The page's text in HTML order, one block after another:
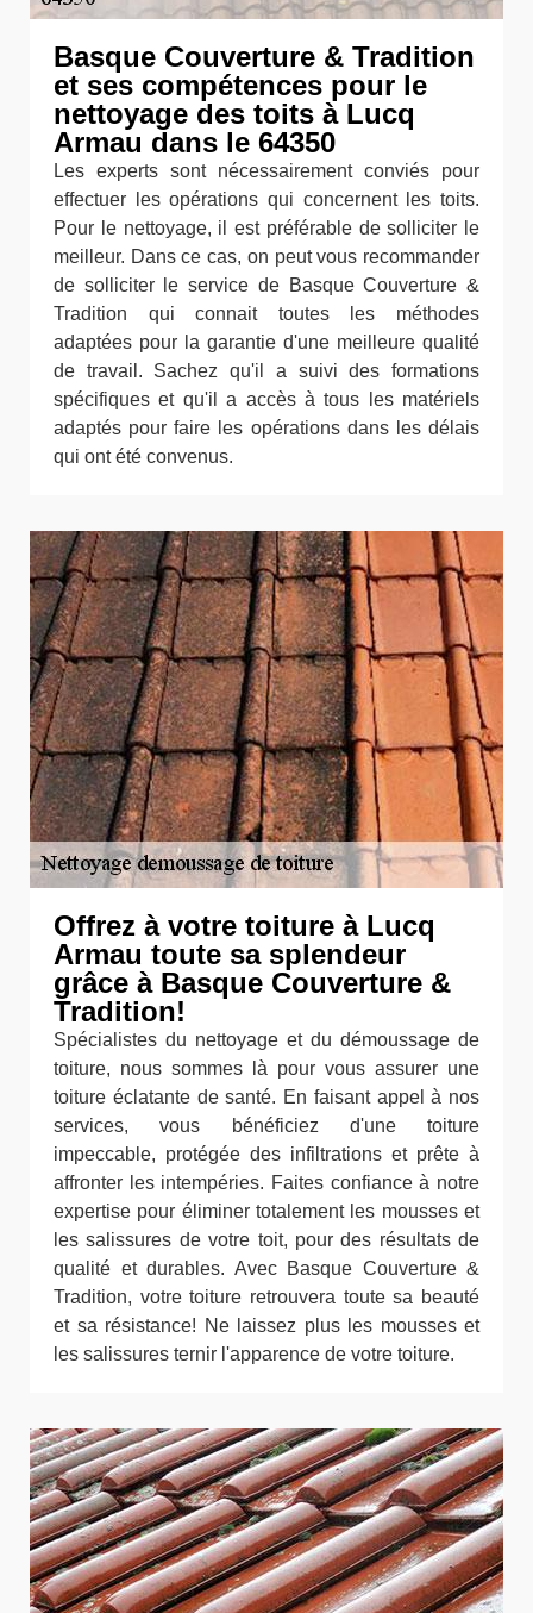
Basque Couverture & Tradition
et ses compétences pour le
nettoyage des toits à Lucq
Armau dans le 64350
Les experts sont nécessairement conviés pour
effectuer les opérations qui concernent les toits.
Pour le nettoyage, il est préférable de solliciter le
meilleur. Dans ce cas, on peut vous recommander
de solliciter le service de Basque Couverture &
Tradition qui connait toutes les méthodes
adaptées pour la garantie d'une meilleure qualité
de travail. Sachez qu'il a suivi des formations
spécifiques et qu'il a accès à tous les matériels
adaptés pour faire les opérations dans les délais
qui ont été convenus.
Offrez à votre toiture à Lucq
Armau toute sa splendeur
grâce à Basque Couverture &
Tradition!
Spécialistes du nettoyage et du démoussage de
toiture, nous sommes là pour vous assurer une
toiture éclatante de santé. En faisant appel à nos
services, vous bénéficiez d'une toiture
impeccable, protégée des infiltrations et prête à
affronter les intempéries. Faites confiance à notre
expertise pour éliminer totalement les mousses et
les salissures de votre toit, pour des résultats de
qualité et durables. Avec Basque Couverture &
Tradition, votre toiture retrouvera toute sa beauté
et sa résistance! Ne laissez plus les mousses et
les salissures ternir l'apparence de votre toiture.